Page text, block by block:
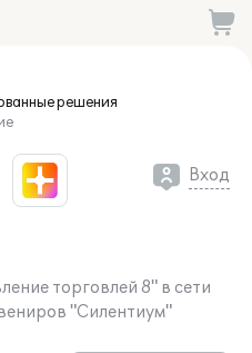
решения
Вход
торговлей 8" в сети
"Силентиум"